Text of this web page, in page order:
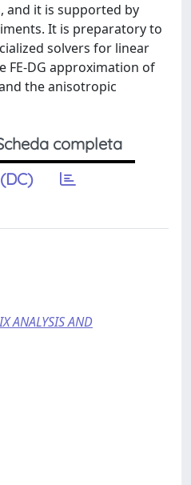
it is supported by
It is preparatory to
solvers for linear
FE-DG approximation of
the anisotropic
completa
ANALYSIS AND